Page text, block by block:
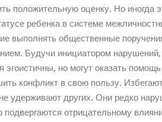
положительную оценку. Но иногда
ребенка в системе
выполнять общественные
Будучи инициатором
эгоистичны, но могут оказать
конфликт в свою пользу.
удерживают других. Они редко
подвергаются отрицательному